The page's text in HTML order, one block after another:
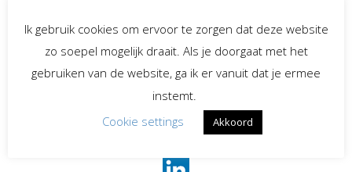
Spreekster bij uitvaarten
Begeleiding bij
Ik gebruik cookies om ervoor te zorgen dat deze website
zo soepel mogelijk draait. Als je doorgaat met het
gebruiken van de website, ga ik er vanuit dat je ermee
instemt.
Cookie settings
Akkoord